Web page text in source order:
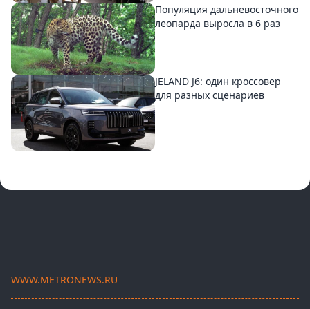
Популяция дальневосточного
леопарда выросла в 6 раз
JELAND J6: один кроссовер
для разных сценариев
WWW.METRONEWS.RU